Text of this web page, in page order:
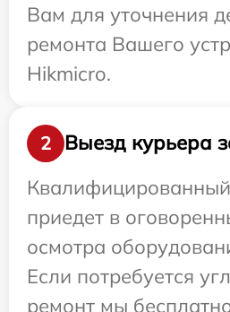
Вам для уточнения
ремонта Вашего
Hikmicro.
2
Выезд курьера
приедет в
осмотра
Если потребуется
ремонт мы